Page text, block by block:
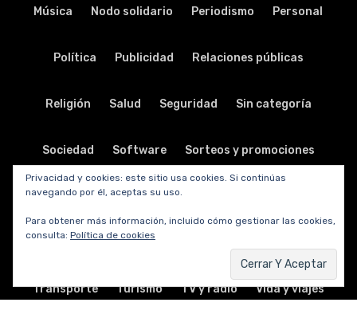
Música Nodo solidario Periodismo Personal
Política Publicidad Relaciones públicas
Religión Salud Seguridad Sin categoría
Sociedad Software Sorteos y promociones
Tabletas Teatro
Telecomunicaciones
Transporte Turismo TV y radio Vida y viajes
Privacidad y cookies: este sitio usa cookies. Si continúas
navegando por él, aceptas su uso.
Para obtener más información, incluido cómo gestionar las cookies,
consulta: Política de cookies